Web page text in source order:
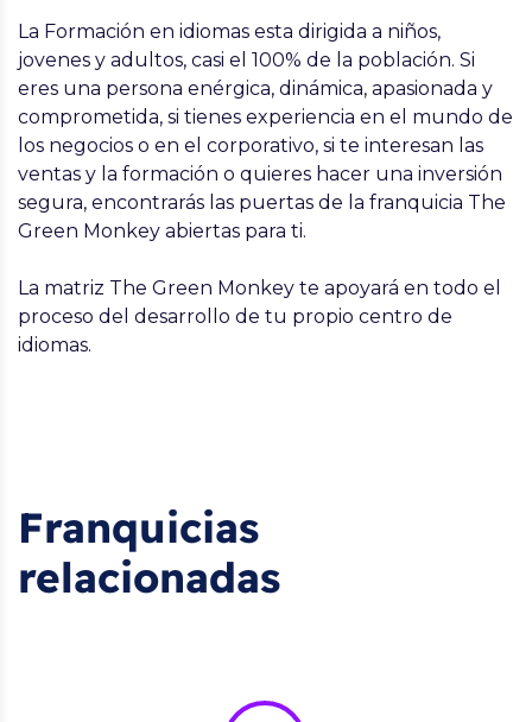
La Formación en idiomas esta dirigida a niños,
jovenes y adultos, casi el 100% de la población. Si
eres una persona enérgica, dinámica, apasionada y
comprometida, si tienes experiencia en el mundo de
los negocios o en el corporativo, si te interesan las
ventas y la formación o quieres hacer una inversión
segura, encontrarás las puertas de la franquicia The
Green Monkey abiertas para ti.
La matriz The Green Monkey te apoyará en todo el
proceso del desarrollo de tu propio centro de
idiomas.
Franquicias
relacionadas